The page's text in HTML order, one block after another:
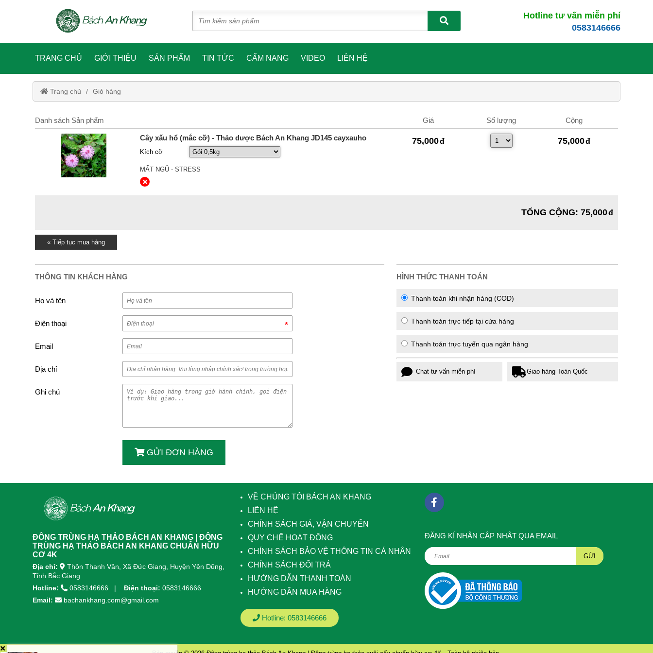
Hotline tư vấn miễn phí
0583146666
TRANG CHỦ GIỚI THIỆU SẢN PHẨM TIN TỨC CẨM NANG VIDEO LIÊN HỆ
Trang chủ Giỏ hàng
Danh sách Sản phẩm Giá Số lượng Cộng
Cây xấu hổ (mắc cỡ) - Thảo dược Bách An Khang JD145 cayxauho
Kích cỡ
MẤT NGỦ - STRESS
75,000 75,000
TỔNG CỘNG: 75,000
« Tiếp tục mua hàng
THÔNG TIN KHÁCH HÀNG
Họ và tên
Điện thoại
Email
Địa chỉ
Ghi chú
GỬI ĐƠN HÀNG
HÌNH THỨC THANH TOÁN
Thanh toán khi nhận hàng (COD)
Thanh toán trực tiếp tại cửa hàng
Thanh toán trực tuyến qua ngân hàng
Chat tư vấn miễn phí Giao hàng Toàn Quốc
ĐÔNG TRÙNG HẠ THẢO BÁCH AN KHANG | ĐÔNG
TRÙNG HẠ THẢO BÁCH AN KHANG CHUẨN HỮU
CƠ 4K
Địa chỉ:
Thôn Thanh Vân, Xã Đức Giang, Huyện Yên Dũng,
Tỉnh Bắc Giang
Hotline:
0583146666 Điện thoại: 0583146666
Email:
bachankhang.com@gmail.com
VỀ CHÚNG TÔI BÁCH AN KHANG
LIÊN HỆ
CHÍNH SÁCH GIÁ, VẬN CHUYỂN
QUY CHẾ HOẠT ĐỘNG
CHÍNH SÁCH BẢO VỆ THÔNG TIN CÁ NHÂN
CHÍNH SÁCH ĐỔI TRẢ
HƯỚNG DẪN THANH TOÁN
HƯỚNG DẪN MUA HÀNG
Hotline:0583146666
ÐĂNG KÍ NHẬN CẬP NHẬT QUA EMAIL
GỬI